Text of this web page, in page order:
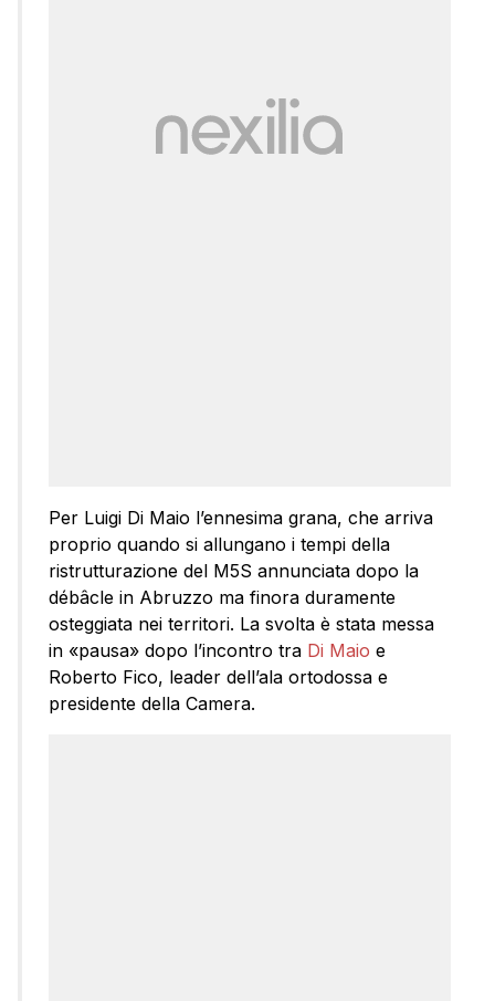
Per Luigi Di Maio l’ennesima grana, che arriva
proprio quando si allungano i tempi della
ristrutturazione del M5S annunciata dopo la
débâcle in Abruzzo ma finora duramente
osteggiata nei territori. La svolta è stata messa
in «pausa» dopo l’incontro tra Di Maio e
Roberto Fico, leader dell’ala ortodossa e
presidente della Camera.